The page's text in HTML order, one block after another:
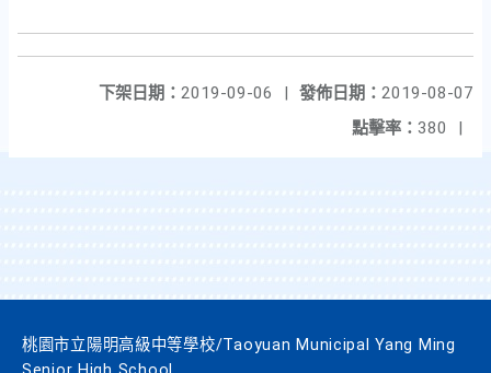
發佈日期： 2019-08-07
下架日期： 2019-09-06
|
點擊率： 380 |
桃園市立陽明高級中等學校/Taoyuan Municipal Yang Ming